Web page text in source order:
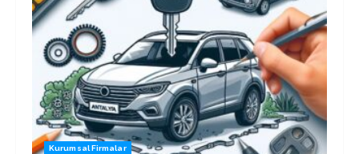
Kurumsal Firmalar